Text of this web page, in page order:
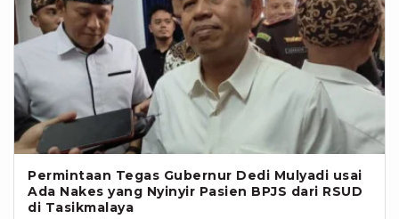
Permintaan Tegas Gubernur Dedi Mulyadi usai
Ada Nakes yang Nyinyir Pasien BPJS dari RSUD
di Tasikmalaya